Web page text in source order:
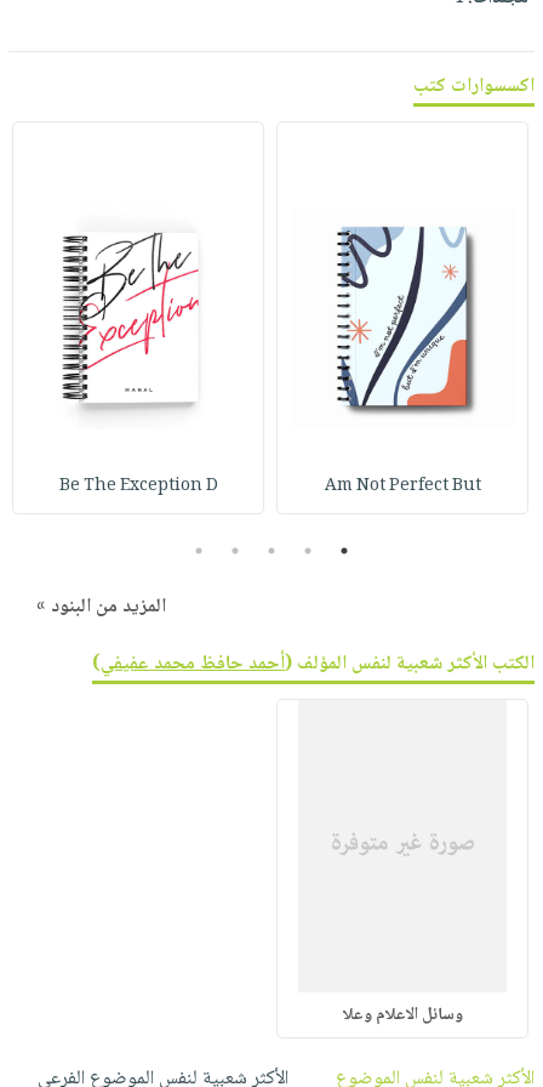
صابون
أطفال
مناسبات
أسئلة
يتكرر
طرحها
وفرات
انشر
تواصل
التسوق
نشرة
اكسسوارات كتب
Am Not Perfect But
Be The Exception D
1
2
3
4
5
المزيد من البنود »
الكتب الأكثر شعبية لنفس المؤلف (أحمد حافظ محمد عفيفي)
وسائل الاعلام وعلا
الأكثر شعبية لنفس الموضوع الأكثر شعبية لنفس الموضوع الفرعي